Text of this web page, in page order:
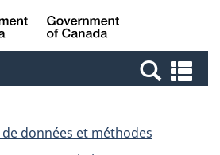
Passer
au
Passer
à
Canada
et
données et méthodes